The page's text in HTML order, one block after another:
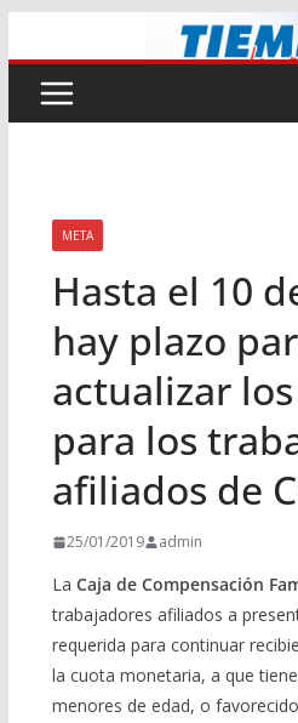
al
contenido
META
Hasta el 10
hay plazo
actualizar
para los
afiliados de
25/01/2019 admin
La Caja de Compensación
trabajadores afiliados a
requerida para continuar
la cuota monetaria, a que
menores de edad, o